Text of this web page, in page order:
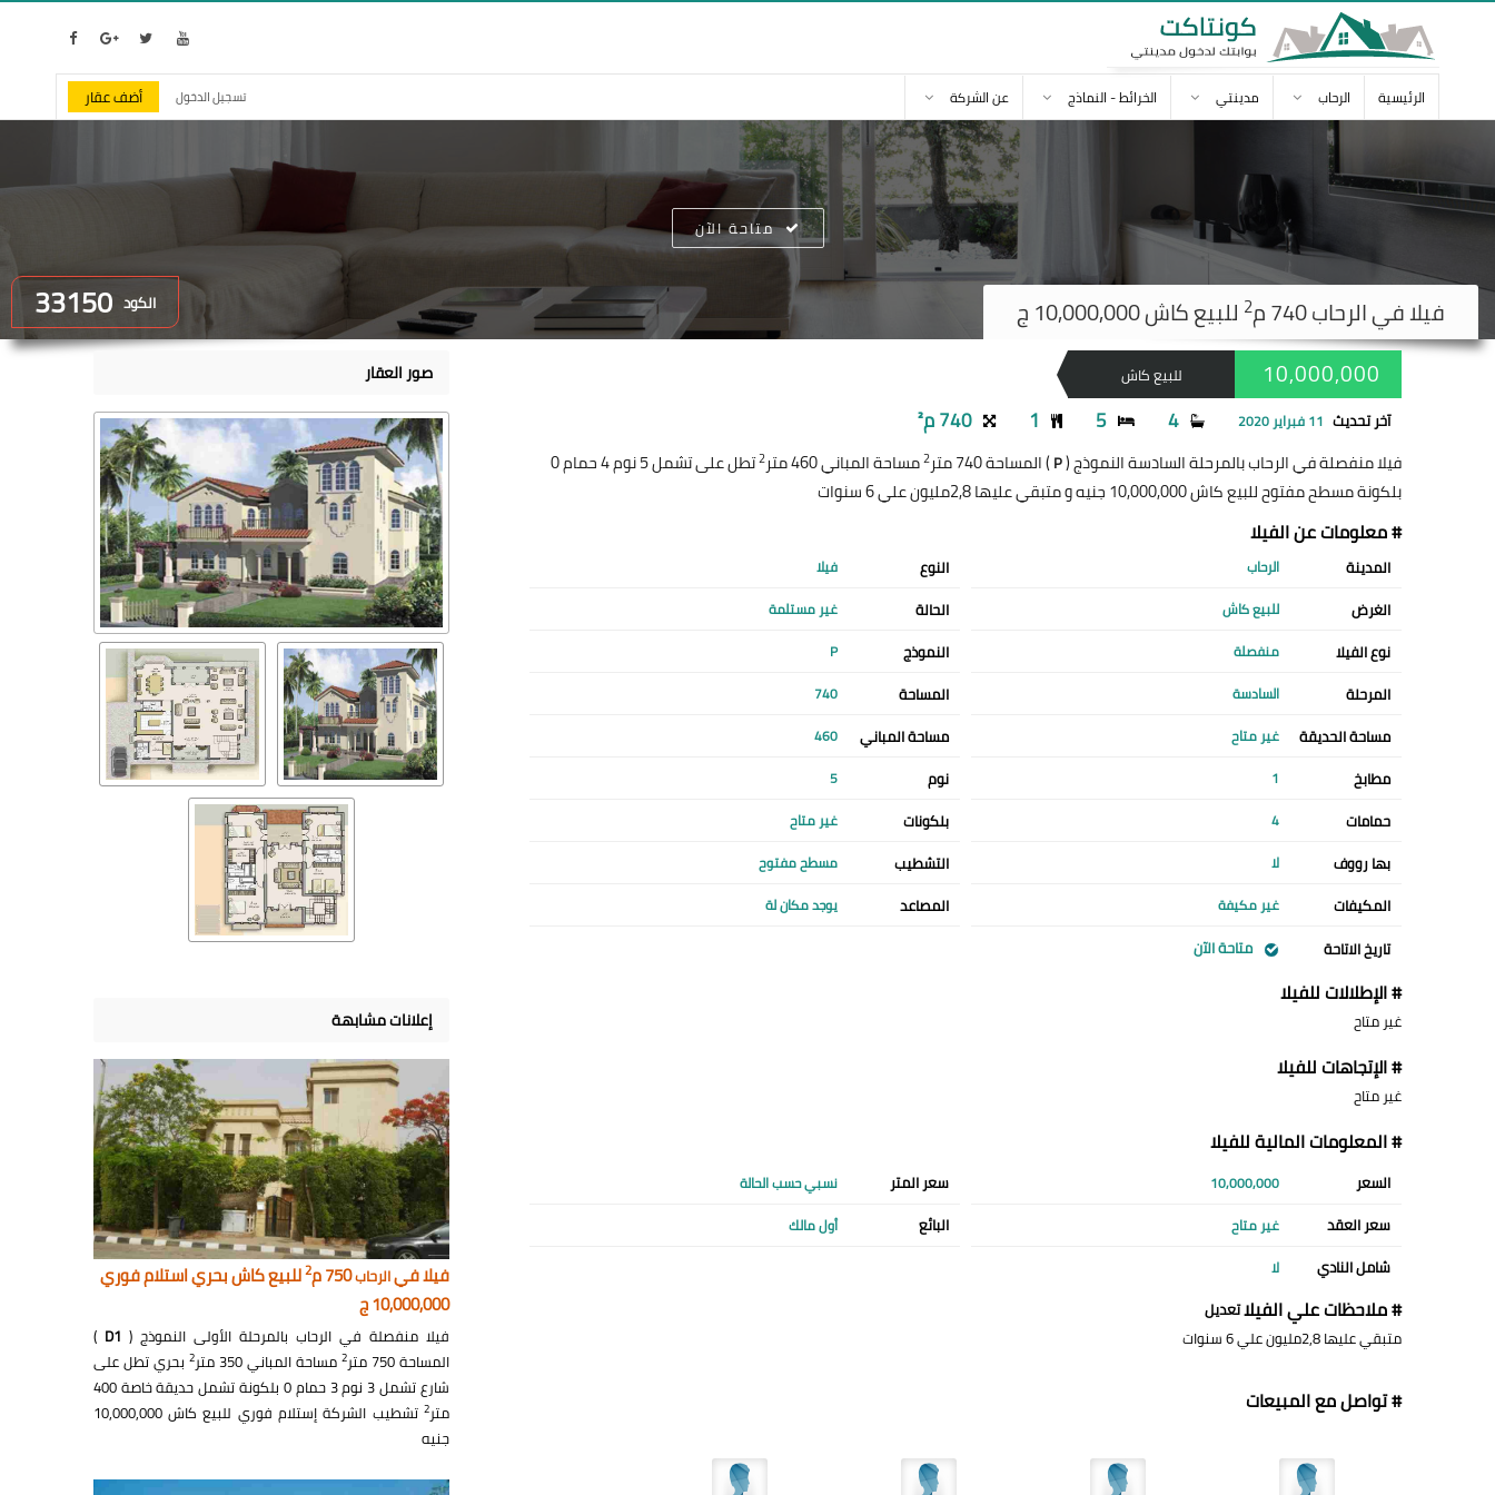
الرئيسية الرحاب مدينتي الخرائط - النماذج عن الشركة تسجيل الدخول أضف عقار
الكود 33150 فيلا فيالرحاب 2 للبيع كاش 10,000,000 ج
متاحة الآن
للبيع كاش 10,000,000
آخر تحديث 11 فبراير 2020 4
5
1 740 م²
فيلا منفصلة في الرحاب بالمرحلة السادسة النموذج (P) المساحة 740 متر 2مساحة المباني 460 متر 2
تطل على تشمل 5 نوم 4 حمام 0
بلكونة مسطح مفتوح للبيع كاش 10,000,000 جنيه و متبقي عليها 2,8مليون علي 6 سنوات
# معلومات عن الفيلا
المدينة الرحاب النوع فيلا
الغرض للبيع كاش الحالة غير مستلمة
نوع الفيلا منفصلة النموذج P
المرحلة السادسة المساحة 740
مساحة الحديقة غير متاح مساحة المباني 460
مطابخ 1 نوم 5
حمامات 4 بلكونات غير متاح
بها رووف لا التشطيب مسطح مفتوح
المكيفات غير مكيفة المصاعد يوجد مكان لة
تاريخ الاتاحة متاحة الآن
# الإطلالات للفيلا
غير متاح
# الإتجاهات للفيلا
غير متاح
# المعلومات المالية للفيلا
السعر 10,000,000 سعر المتر نسبي حسب الحالة
سعر العقد غير متاح البائع أول مالك
شامل النادي لا
# ملاحظات علي الفيلاتعديل
متبقي عليها 2,8مليون علي 6 سنوات
# تواصل مع المبيعات
صور العقار
إعلانات مشابهة
فيلا فيالرحاب750 م 2للبيع كاش بحري استلام فوري
10,000,000 ج
فيلا منفصلة في الرحاب بالمرحلة الأولى النموذج ( D1
)
المساحة 750 متر
2 مساحة المباني 350 متر 2 بحري تطل على
شارع تشمل 3 نوم 3 حمام 0 بلكونة تشمل حديقة خاصة 400
متر2
تشطيب الشركة إستلام فوري للبيع كاش 10,000,000
جنيه